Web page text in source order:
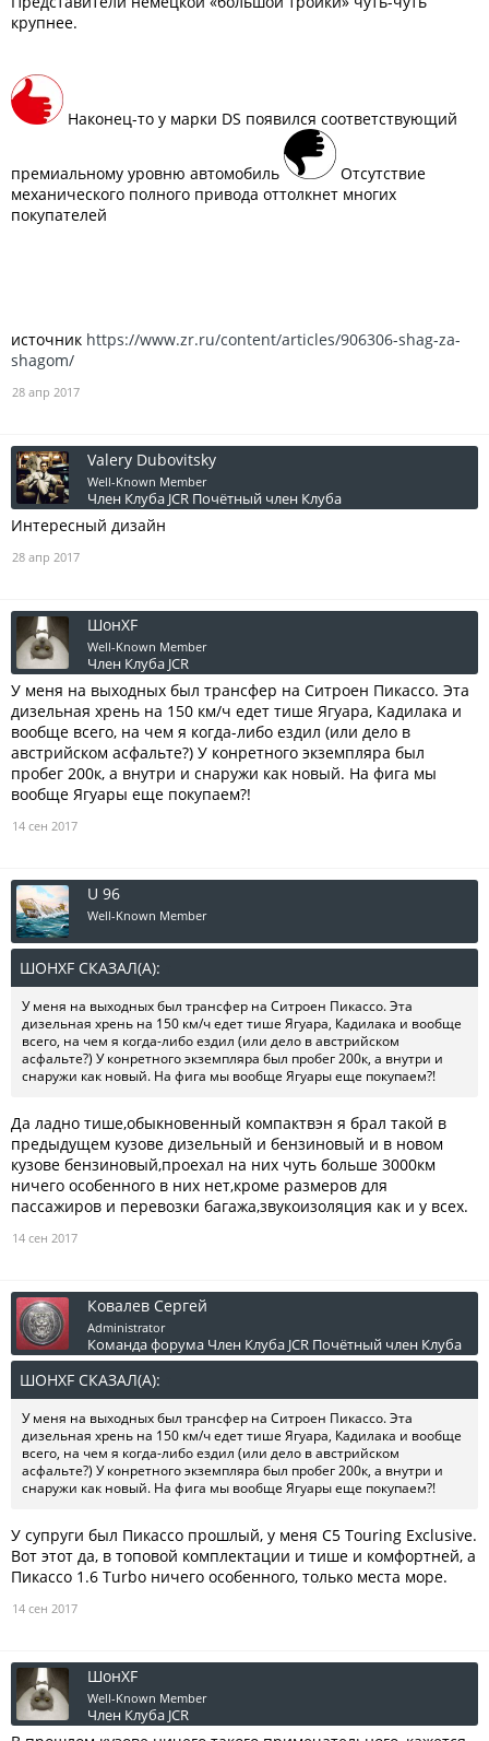
крупнее.
Наконец-то у марки DS появился соответствующий
премиальному уровню автомобиль
Отсутствие
механического полного привода оттолкнет многих
покупателей
источник https://www.zr.ru/content/articles/906306-shag-za-
shagom/
28 апр 2017
Valery Dubovitsky
Well-Known Member
Член Клуба JCR Почётный член Клуба
Интересный дизайн
28 апр 2017
ШонXF
Well-Known Member
Член Клуба JCR
У меня на выходных был трансфер на Ситроен Пикассо. Эта
дизельная хрень на 150 км/ч едет тише Ягуара, Кадилака и
вообще всего, на чем я когда-либо ездил (или дело в
австрийском асфальте?) У конретного экземпляра был
пробег 200к, а внутри и снаружи как новый. На фига мы
вообще Ягуары еще покупаем?!
14 сен 2017
U 96
Well-Known Member
ШОНXF СКАЗАЛ(А):
У меня на выходных был трансфер на Ситроен Пикассо. Эта
дизельная хрень на 150 км/ч едет тише Ягуара, Кадилака и вообще
всего, на чем я когда-либо ездил (или дело в австрийском
асфальте?) У конретного экземпляра был пробег 200к, а внутри и
снаружи как новый. На фига мы вообще Ягуары еще покупаем?!
Да ладно тише,обыкновенный компактвэн я брал такой в
предыдущем кузове дизельный и бензиновый и в новом
кузове бензиновый,проехал на них чуть больше 3000км
ничего особенного в них нет,кроме размеров для
пассажиров и перевозки багажа,звукоизоляция как и у всех.
14 сен 2017
Ковалев Сергей
Administrator
Команда форума Член Клуба JCR Почётный член Клуба
ШОНXF СКАЗАЛ(А):
У меня на выходных был трансфер на Ситроен Пикассо. Эта
дизельная хрень на 150 км/ч едет тише Ягуара, Кадилака и вообще
всего, на чем я когда-либо ездил (или дело в австрийском
асфальте?) У конретного экземпляра был пробег 200к, а внутри и
снаружи как новый. На фига мы вообще Ягуары еще покупаем?!
У супруги был Пикассо прошлый, у меня С5 Touring Exclusive.
Вот этот да, в топовой комплектации и тише и комфортней, а
Пикассо 1.6 Turbo ничего особенного, только места море.
14 сен 2017
ШонXF
Well-Known Member
Член Клуба JCR